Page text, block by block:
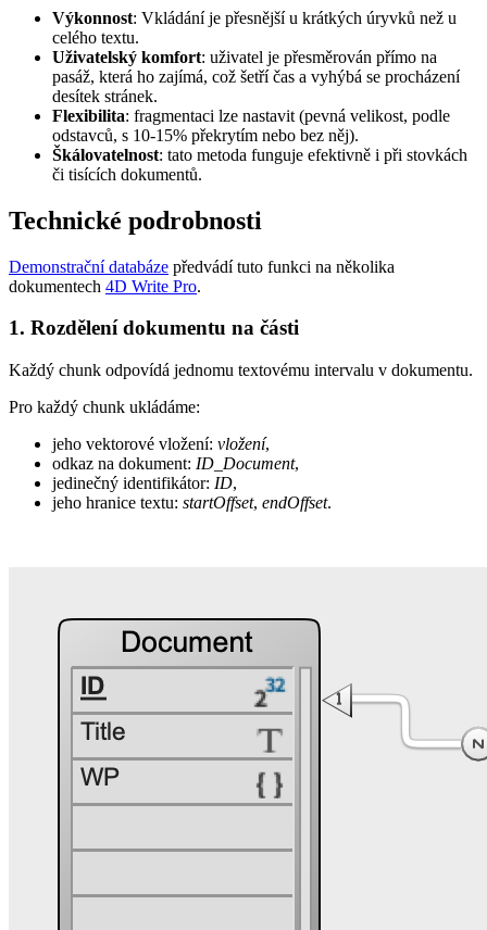
Výkonnost: Vkládání je přesnější u krátkých úryvků než u
celého textu.
Uživatelský komfort: uživatel je přesměrován přímo na
pasáž, která ho zajímá, což šetří čas a vyhýbá se procházení
desítek stránek.
Flexibilita: fragmentaci lze nastavit (pevná velikost, podle
odstavců, s 10-15% překrytím nebo bez něj).
Škálovatelnost: tato metoda funguje efektivně i při stovkách
či tisících dokumentů.
Technické podrobnosti
Demonstrační databáze předvádí tuto funkci na několika
dokumentech 4D Write Pro.
1. Rozdělení dokumentu na části
Každý chunk odpovídá jednomu textovému intervalu v dokumentu.
Pro každý chunk ukládáme:
jeho vektorové vložení: vložení,
odkaz na dokument: ID_Document,
jedinečný identifikátor: ID,
jeho hranice textu: startOffset, endOffset.